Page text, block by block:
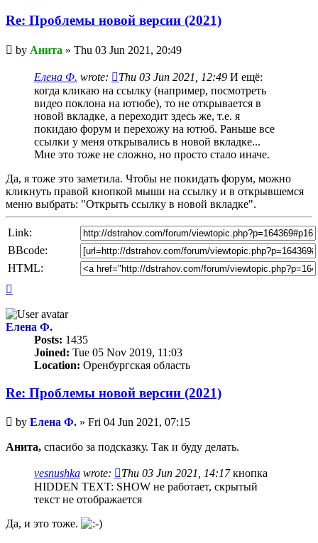
Re: Проблемы новой версии (2021)
Unread
post
by Анита » Thu 03 Jun 2021, 20:49
Елена Ф. wrote: Thu 03 Jun 2021, 12:49 И ещё:
когда кликаю на ссылку (например, посмотреть
видео поклона на ютюбе), то не открывается в
новой вкладке, а переходит здесь же, т.е. я
покидаю форум и перехожу на ютюб. Раньше все
ссылки у меня открывались в новой вкладке...
Мне это тоже не сложно, но просто стало иначе.
Да, я тоже это заметила. Чтобы не покидать форум, можно
кликнуть правой кнопкой мыши на ссылку и в открывшемся
меню выбрать: "Открыть ссылку в новой вкладке".
Link:
BBcode:
HTML:
Елена Ф.
Posts: 1435
Joined: Tue 05 Nov 2019, 11:03
Location: Оренбургская область
Re: Проблемы новой версии (2021)
Unread
post
by Елена Ф. » Fri 04 Jun 2021, 07:15
Анита, спасибо за подсказку. Так и буду делать.
vesnushka wrote: Thu 03 Jun 2021, 14:17кнопка
HIDDEN TEXT: SHOW не работает, скрытый
текст не отображается
Да, и это тоже.